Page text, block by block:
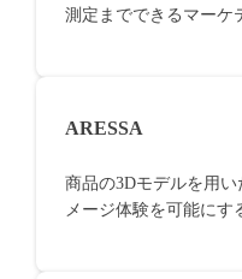
測定までできるマーケ
ARESSA
商品の3Dモデルを用
メージ体験を可能にす